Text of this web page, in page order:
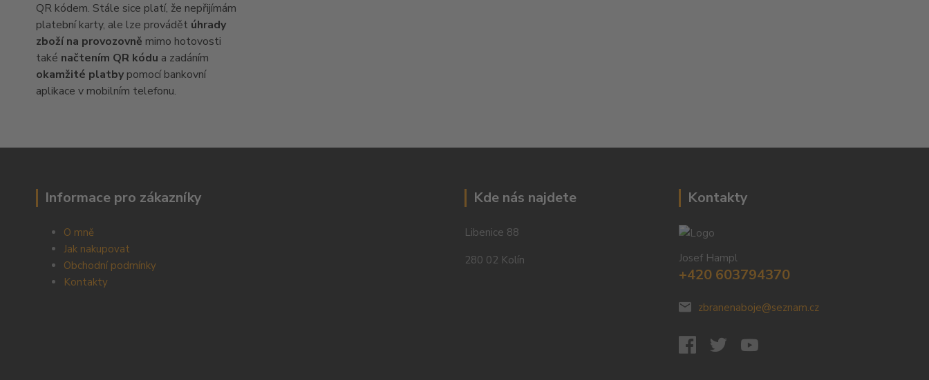
QR kódem. Stále sice platí, že nepřijímám
platební karty, ale lze provádět úhrady
zboží na provozovně mimo hotovosti
také načtením QR kódu a zadáním
okamžité platby pomocí bankovní
aplikace v mobilním telefonu.
Informace pro zákazníky
O mně
Jak nakupovat
Obchodní podmínky
Kontakty
Kde nás najdete
Libenice 88
280 02 Kolín
Kontakty
Josef Hampl
+420 603794370
zbranenaboje@seznam.cz